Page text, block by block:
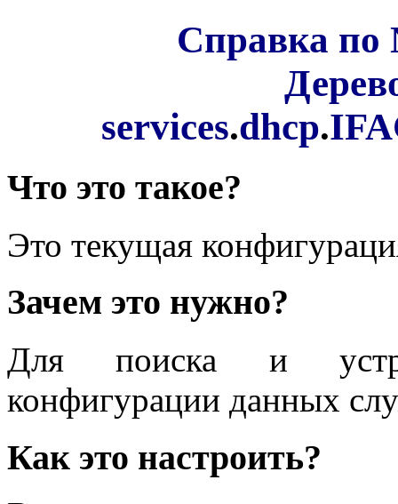
Справка по
services.dhcp.
Что это такое?
Это текущая
Зачем это нужно?
Для поиска и
конфигурации данных
Как это настроить?